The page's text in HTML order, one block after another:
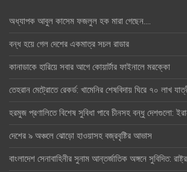
অধ্যাপক আবুল কাসেম ফজলুল হক মারা গেছেন….
বন্ধ হয়ে গেল দেশের একমাত্র সচল রাডার
কানাডাকে হারিয়ে সবার আগে কোয়ার্টার ফাইনালে মরক্কো
তেহরান মেট্রোতে রেকর্ড: খামেনির শেষবিদায় ঘিরে ৭০ লাখ
হরমুজ প্রণালিতে বিশেষ সুবিধা পাবে চীনসহ বন্ধু দেশগুলো:
দেশের ৯ অঞ্চলে ঝোড়ো হাওয়াসহ বজ্রবৃষ্টির আভাস
বাংলাদেশ সেনাবাহিনীর সুনাম আন্তর্জাতিক অঙ্গনে সুবিদিত: